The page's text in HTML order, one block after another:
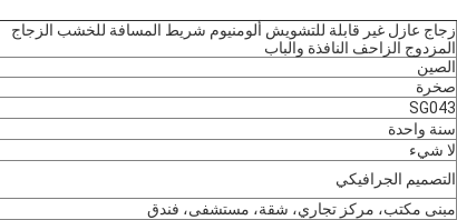
زجاج عازل غير قابلة للتشويش ألومنيوم شريط المسافة للخشب الزجاج
المزدوج الزاحف النافذة والباب
الصين
صخرة
SG043
سنة واحدة
لا شيء
التصميم الجرافيكي
مبنى مكتب، مركز تجاري، شقة، مستشفى، فندق